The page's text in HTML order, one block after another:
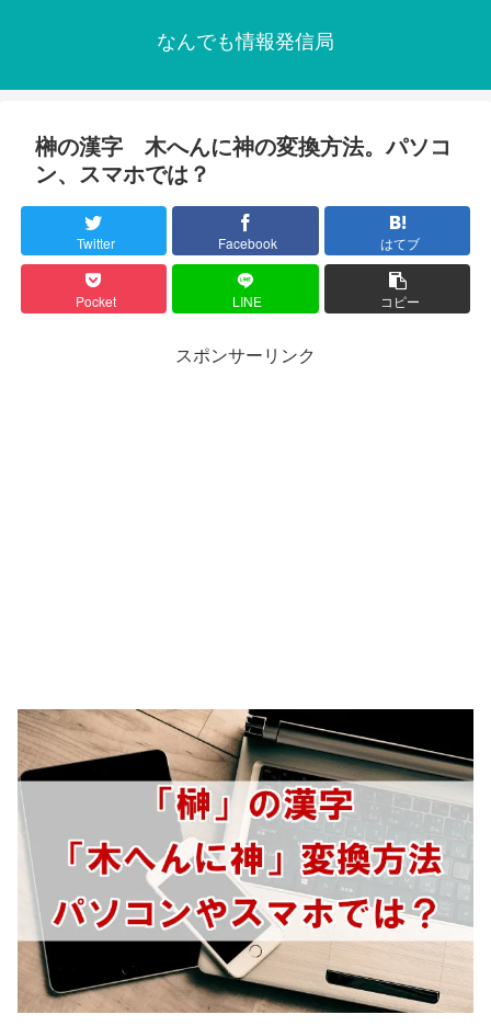
なんでも情報発信局
榊の漢字 木へんに神の変換方法。パソコ
ン、スマホでは？
Twitter Facebook はてブ
Pocket LINE コピー
スポンサーリンク